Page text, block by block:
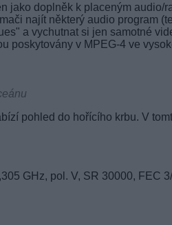
jako doplněk k placeným audio/
najít některý audio program
a vychutnat si jen samotné
poskytovány v MPEG-4 ve
pohled do hořícího krbu. V
GHz, pol. V, SR 30000, FEC